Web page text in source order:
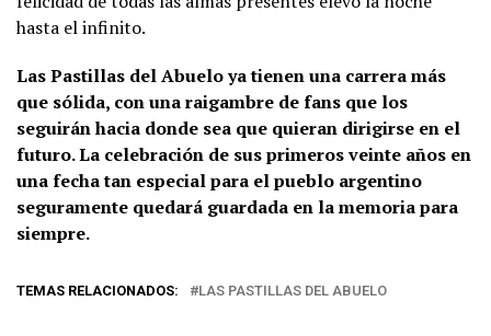
hasta el infinito.
Las Pastillas del Abuelo ya tienen una carrera más
que sólida, con una raigambre de fans que los
seguirán hacia donde sea que quieran dirigirse en el
futuro. La celebración de sus primeros veinte años en
una fecha tan especial para el pueblo argentino
seguramente quedará guardada en la memoria para
siempre.
TEMAS RELACIONADOS: LAS PASTILLAS DEL ABUELO